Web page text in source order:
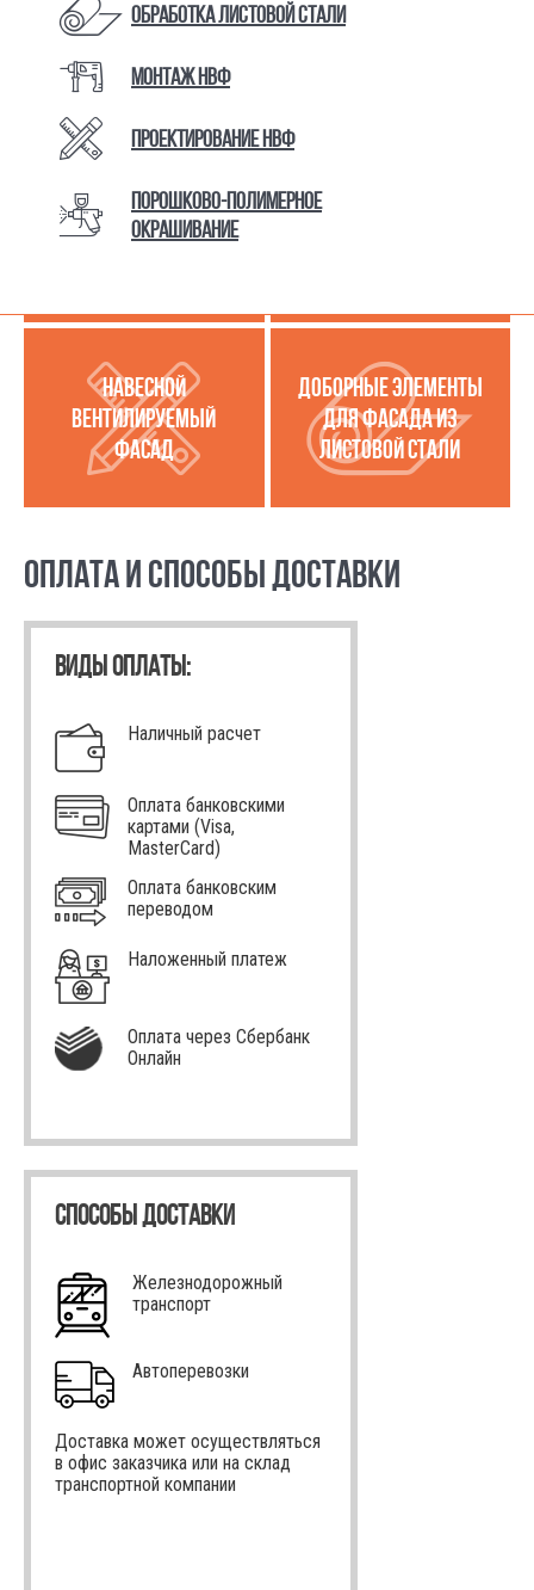
Обработка листовой стали
Монтаж НВФ
Проектирование НВФ
Порошково-полимерное
окрашивание
КАТАЛОГ ТОВАРОВ И УСЛУГ
УСЛУГИ ПО РАБОТЕ С
ЛИСТОВОЙ СТАЛЬЮ
МЕТАЛЛОКАССЕТЫ
НАВЕСНОЙ
ВЕНТИЛИРУЕМЫЙ
ФАСАД
ДОБОРНЫЕ ЭЛЕМЕНТЫ
ДЛЯ ФАСАДА ИЗ
ЛИСТОВОЙ СТАЛИ
ОПЛАТА И СПОСОБЫ ДОСТАВКИ
ВИДЫ ОПЛАТЫ:
Наличный расчет
Оплата банковскими
картами (Visa,
MasterCard)
Оплата банковским
переводом
Наложенный платеж
Оплата через Сбербанк
Онлайн
СПОСОБЫ ДОСТАВКИ
Железнодорожный
транспорт
Автоперевозки
Доставка может осуществляться
в офис заказчика или на склад
транспортной компании